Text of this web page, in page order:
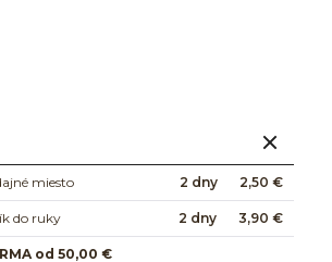
miesto 2 dny 2,50 €
do ruky 2 dny 3,90 €
od 50,00 €